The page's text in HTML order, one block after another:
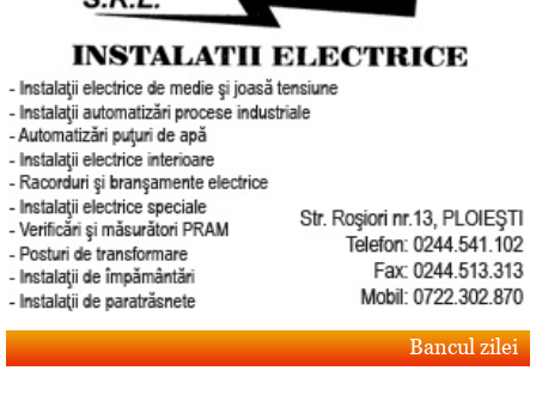
Bancul zilei